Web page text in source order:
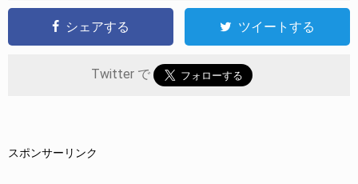
シェアする ツイートする
Twitter で
スポンサーリンク